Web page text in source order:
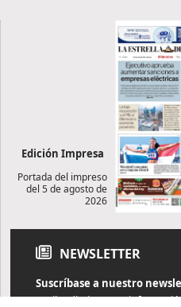
Edición Impresa
Portada del impreso
del 5 de agosto de
2026
NEWSLETTER
Suscríbase a nuestro
Reciba diariamente